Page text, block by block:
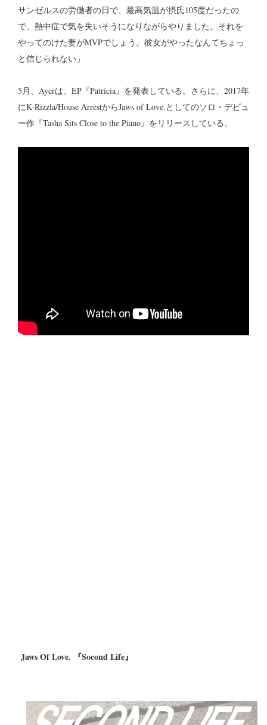
サンゼルスの労働者の日で、最高気温が摂氏105度だったの
で、熱中症で気を失いそうになりながらやりました。それを
やってのけた妻がMVPでしょう。彼女がやったなんてちょっ
と信じられない」
5月、Ayerは、EP『Patricia』を発表している。さらに、2017年
にK-Rizzla/House ArrestからJaws of Love.としてのソロ・デビュ
ー作『Tasha Sits Close to the Piano』をリリースしている。
Jaws Of Love. 『Socond Life』